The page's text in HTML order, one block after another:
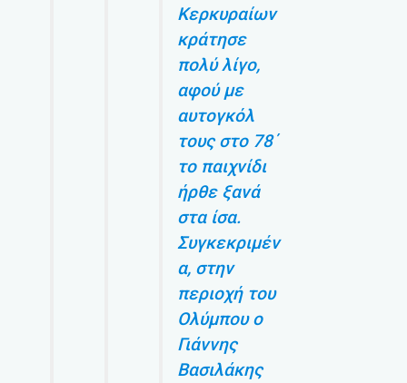
Κερκυραίων
κράτησε
πολύ λίγο,
αφού με
αυτογκόλ
τους στο 78΄
το παιχνίδι
ήρθε ξανά
στα ίσα.
Συγκεκριμέν
α, στην
περιοχή του
Ολύμπου ο
Γιάννης
Βασιλάκης